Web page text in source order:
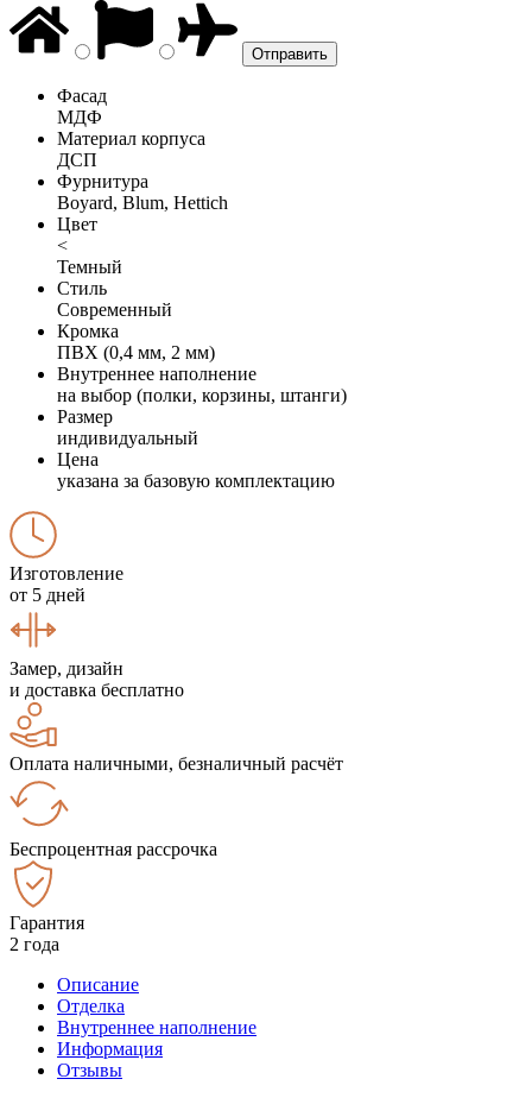
Фасад
МДФ
Материал корпуса
ДСП
Фурнитура
Boyard, Blum, Hettich
Цвет
<
Темный
Стиль
Современный
Кромка
ПВХ (0,4 мм, 2 мм)
Внутреннее наполнение
на выбор (полки, корзины, штанги)
Размер
индивидуальный
Цена
указана за базовую комплектацию
Изготовление
от 5 дней
Замер, дизайн
и доставка бесплатно
Оплата наличными, безналичный расчёт
Беспроцентная рассрочка
Гарантия
2 года
Описание
Отделка
Внутреннее наполнение
Информация
Отзывы